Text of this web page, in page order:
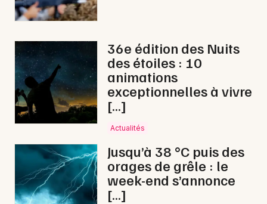
Sorties famille
Expos
Sorties & loisirs
Nature dans l' Eure
Nature en Normandie
Toulouse
36e édition des Nuits
des étoiles : 10
animations
exceptionnelles à vivre
[…]
Actualités
Jusqu’à 38 °C puis des
orages de grêle : le
week-end s’annonce
[…]